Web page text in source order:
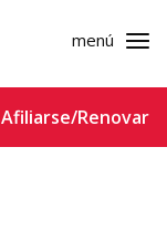
menú
Afiliarse/Renovar